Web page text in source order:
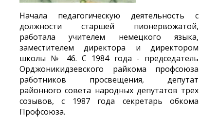
Начала педагогическую деятельность с
должности старшей пионервожатой,
работала учителем немецкого языка,
заместителем директора и директором
школы № 46. С 1984 года - председатель
Орджоникидзевского райкома профсоюза
работников просвещения, депутат
районного совета народных депутатов трех
созывов, с 1987 года секретарь обкома
Профсоюза.